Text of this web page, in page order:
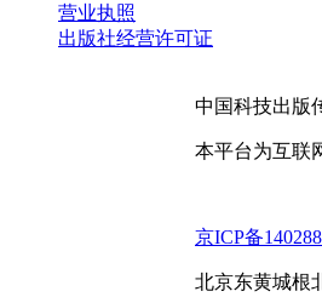
营业执照
出版社经营许可证
中国科技出版
本平台为互联
京ICP备
北京东黄城根